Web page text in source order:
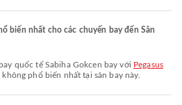
biến nhất cho các chuyến bay đến Sân
quốc tế Sabiha Gokcen bay với Pegasus
phổ biến nhất tại sân bay này.